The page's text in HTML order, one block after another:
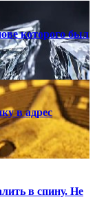
которого был
в адрес
в спину. Не